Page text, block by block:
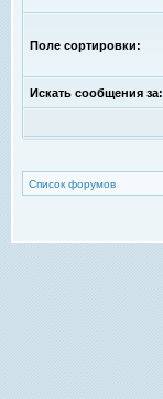
Поле сортировки:
Искать сообщения за:
Список форумов